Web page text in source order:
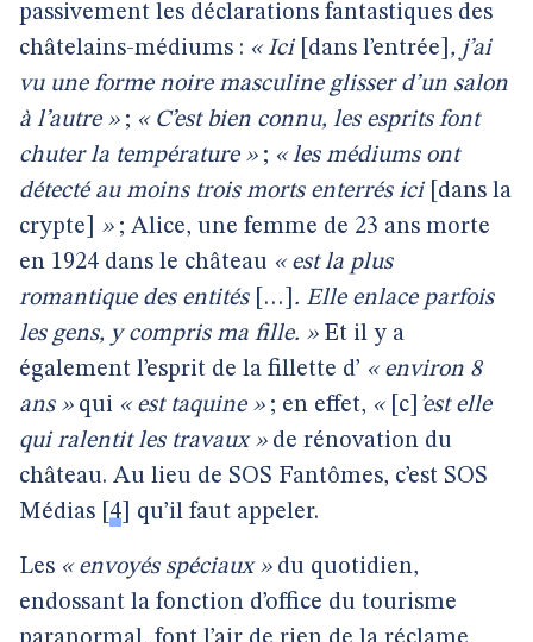
passivement les déclarations fantastiques des
châtelains-médiums : « Ici [dans l’entrée] , j’ai
vu une forme noire masculine glisser d’un salon
à l’autre »; « C’est bien connu, les esprits font
chuter la température »; « les médiums ont
détecté au moins trois morts enterrés ici [dans la
crypte]
»; Alice, une femme de 23 ans morte
en 1924 dans le château « est la plus
romantique des entités
[…] . Elle enlace parfois
les gens, y compris ma fille. »Et il y a
également l’esprit de la fillette d’ « environ 8
ans »qui « est taquine »; en effet, « [c] ’est elle
qui ralentit les travaux »de rénovation du
château. Au lieu de SOS Fantômes, c’est SOS
Médias 4 qu’il faut appeler.
Les « envoyés spéciaux »du quotidien,
endossant la fonction d’office du tourisme